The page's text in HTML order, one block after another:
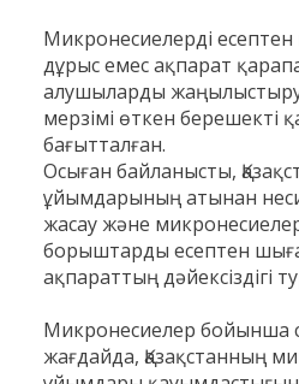
Микронесиелерді
дұрыс емес ақпарат
алушыларды
мерзімі өткен берешекті
бағытталған.
Осыған байланысты,
ұйымдарының атынан
жасау және
борыштарды есептен
ақпараттың дәйексіздігі
Микронесиелер бойынша
жағдайда, Қазақстанның